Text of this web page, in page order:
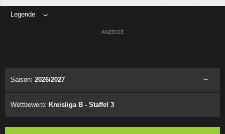
Legende
ANZEIGE
Saison: 2026/2027
Wettbewerb: Kreisliga B - Staffel 3